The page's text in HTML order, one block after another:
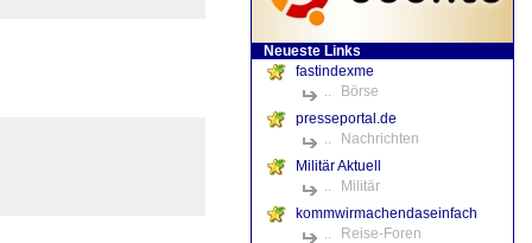
Neueste Links
fastindexme
..
Börse
presseportal.de
..
Nachrichten
Militär Aktuell
..
Militär
kommwirmachendaseinfach
..
Reise-Foren